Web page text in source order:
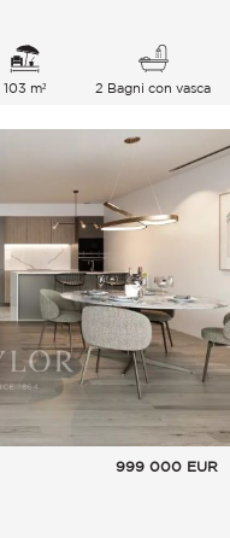
103 m² 2 Bagni con vasca
999 000 EUR